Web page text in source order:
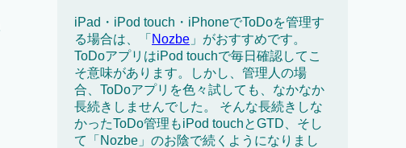
iPad・iPod touch・iPhoneでToDoを管理す
る場合は、「 Nozbe 」がおすすめです。
ToDoアプリはiPod touchで毎日確認してこ
そ意味があります。しかし、管理人の場
合、ToDoアプリを色々試しても、なかなか
長続きしませんでした。 そんな長続きしな
かったToDo管理もiPod touchとGTD、そし
て「Nozbe」のお陰で続くようになりまし